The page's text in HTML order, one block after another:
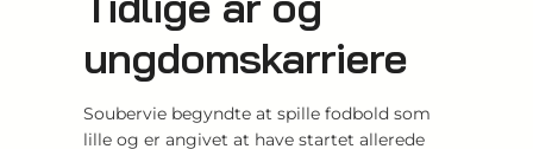
ungdomskarriere
Soubervie begyndte at spille fodbold som
lille og er angivet at have startet allerede